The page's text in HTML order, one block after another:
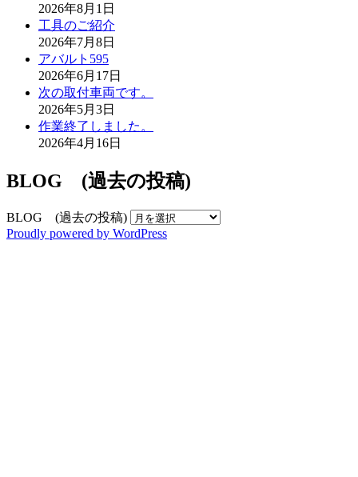
2026年8月1日
工具のご紹介
2026年7月8日
アバルト595
2026年6月17日
次の取付車両です。
2026年5月3日
作業終了しました。
2026年4月16日
BLOG (過去の投稿)
BLOG (過去の投稿)
Proudly powered by WordPress